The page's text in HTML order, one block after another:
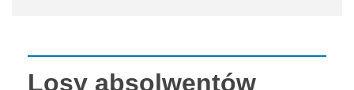
Losy absolwentów